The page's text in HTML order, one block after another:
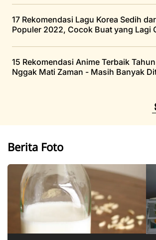
17 Rekomendasi Lagu Korea Sedih
Populer 2022, Cocok Buat yang Lagi
15 Rekomendasi Anime Terbaik
Nggak Mati Zaman - Masih Banyak
Berita Foto